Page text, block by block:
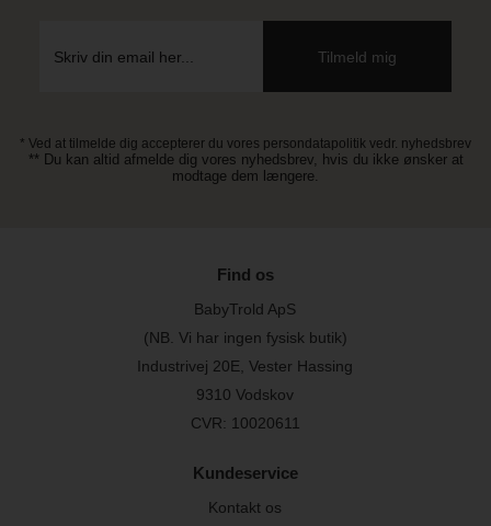
* Ved at tilmelde dig accepterer du vores persondatapolitik vedr. nyhedsbrev
** Du kan altid afmelde dig vores nyhedsbrev, hvis du ikke ønsker at
modtage dem længere.
Find os
BabyTrold ApS
(NB. Vi har ingen fysisk butik)
Industrivej 20E, Vester Hassing
9310 Vodskov
CVR: 10020611
Kundeservice
Kontakt os